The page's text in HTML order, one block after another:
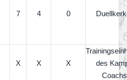
7 4 0
X X X
des
Coachs